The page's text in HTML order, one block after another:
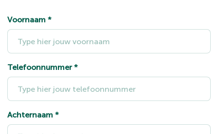
Voornaam *
Telefoonnummer*
Achternaam *